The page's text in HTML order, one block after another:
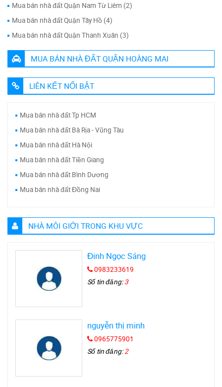
Mua bán nhà đất Quận Nam Từ Liêm (2)
Mua bán nhà đất Quận Tây Hồ (4)
Mua bán nhà đất Quận Thanh Xuân (3)
MUA BÁN NHÀ ĐẤT QUẬN HOÀNG MAI
LIÊN KẾT NỔI BẬT
Mua bán nhà đất Tp HCM
Mua bán nhà đất Bà Rịa - Vũng Tàu
Mua bán nhà đất Hà Nội
Mua bán nhà đất Tiền Giang
Mua bán nhà đất Bình Dương
Mua bán nhà đất Đồng Nai
NHÀ MÔI GIỚI TRONG KHU VỰC
Đinh Ngọc Sáng
0983233619
Số tin đăng:3
nguyễn thị minh
0965775901
Số tin đăng:2